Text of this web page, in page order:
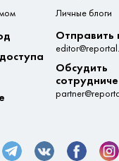
Личные блоги
Отправить
Обсудить